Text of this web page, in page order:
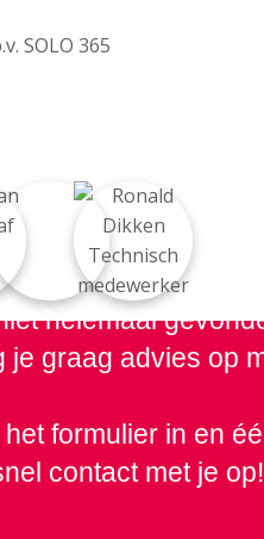
SOLO 365
helemaal
je graag advies op
het formulier in en
contact met je op!